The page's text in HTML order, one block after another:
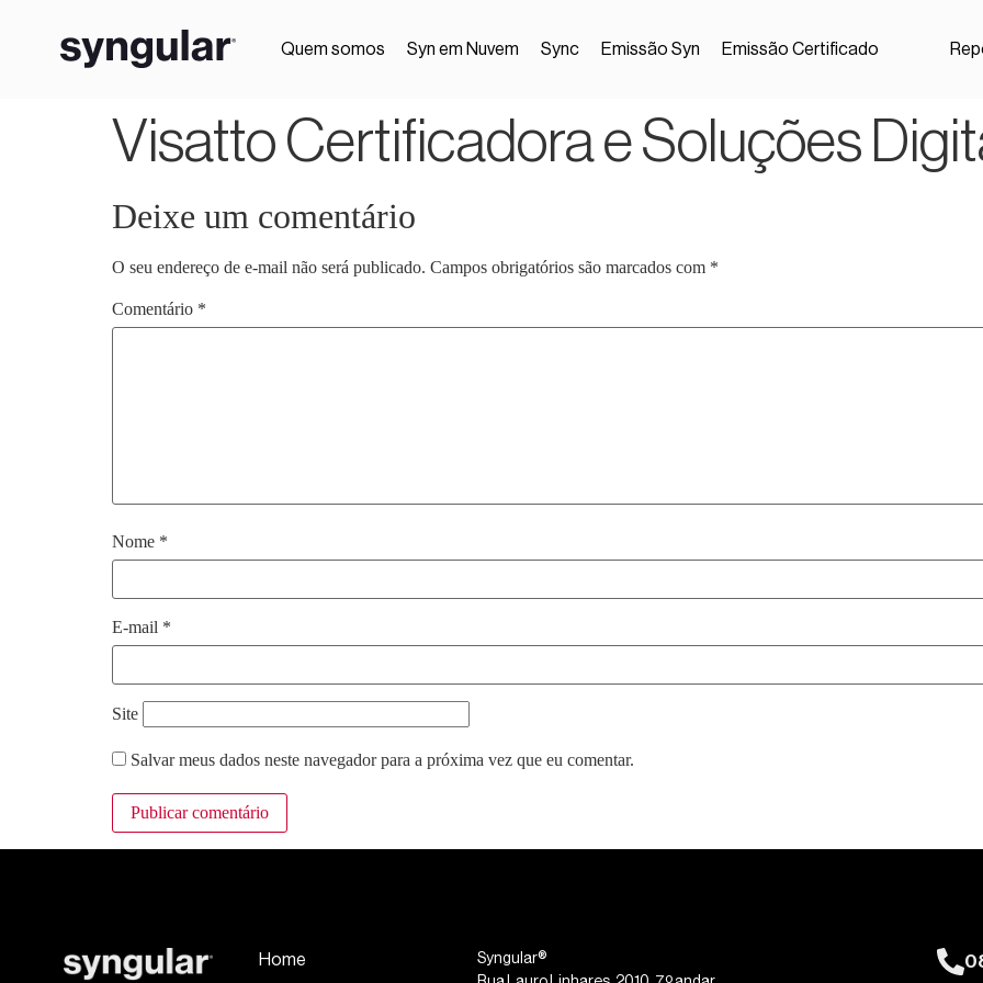
Quem somos Syn em Nuvem Sync Emissão Syn Emissão Certificado
Visatto Certificadora e Soluções
Deixe um comentário
O seu endereço de e-mail não será publicado. Campos obrigatórios são marcados com *
Comentário *
Nome *
E-mail *
Site
Salvar meus dados neste navegador para a próxima vez que eu comentar.
Home
Syngular®